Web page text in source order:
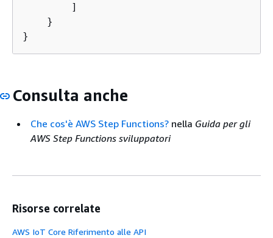
        ]
    }
}
Consulta anche
Che cos'è AWS Step Functions? nella Guida per gli
AWS Step Functions sviluppatori
Risorse correlate
AWS IoT Core Riferimento alle API